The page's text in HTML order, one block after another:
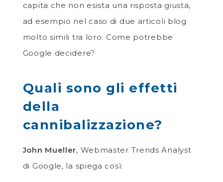
capita che non esista una risposta giusta,
ad esempio nel caso di due articoli blog
molto simili tra loro. Come potrebbe
Google decidere?
Quali sono gli effetti
della
cannibalizzazione?
John Mueller, Webmaster Trends Analyst
di Google, la spiega così: